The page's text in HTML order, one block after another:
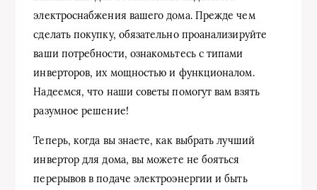
электроснабжения вашего дома. Прежде чем
сделать покупку, обязательно проанализируйте
ваши потребности, ознакомьтесь с типами
инверторов, их мощностью и функционалом.
Надеемся, что наши советы помогут вам взять
разумное решение!
Теперь, когда вы знаете, как выбрать лучший
инвертор для дома, вы можете не бояться
перерывов в подаче электроэнергии и быть